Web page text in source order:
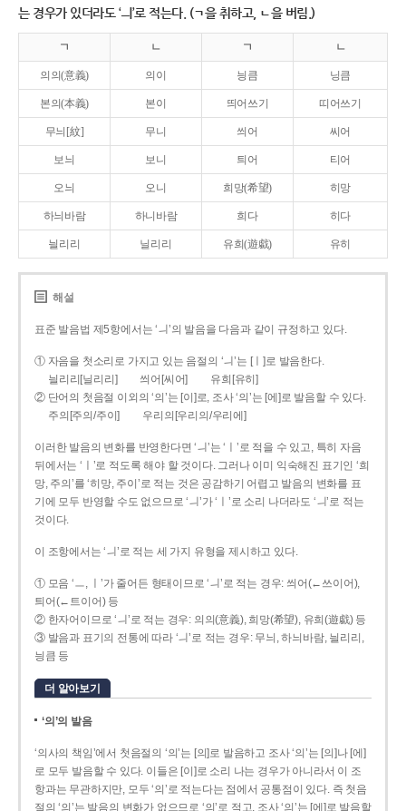
는 경우가 있더라도 ‘ㅢ’로 적는다. (ㄱ을 취하고, ㄴ을 버림.)
ㄱ ㄴ ㄱ ㄴ
의의(意義) 의이 닁큼 닝큼
본의(本義) 본이 띄어쓰기 띠어쓰기
무늬[紋] 무니 씌어 씨어
보늬 보니 틔어 티어
오늬 오니 희망(希望) 히망
하늬바람 하니바람 희다 히다
늴리리 닐리리 유희(遊戱) 유히
해설
표준 발음법 제5항에서는 ‘ㅢ’의 발음을 다음과 같이 규정하고 있다.
① 자음을 첫소리로 가지고 있는 음절의 ‘ㅢ’는 [ㅣ]로 발음한다.
늴리리[닐리리]
씌어[씨어]
유희[유히]
② 단어의 첫음절 이외의 ‘의’는 [이]로, 조사 ‘의’는 [에]로 발음할 수 있다.
주의[주의/주이]
우리의[우리의/우리에]
이러한 발음의 변화를 반영한다면 ‘ㅢ’는 ‘ㅣ’로 적을 수 있고, 특히 자음
뒤에서는 ‘ㅣ’로 적도록 해야 할 것이다. 그러나 이미 익숙해진 표기인 ‘희
망, 주의’를 ‘히망, 주이’로 적는 것은 공감하기 어렵고 발음의 변화를 표
기에 모두 반영할 수도 없으므로 ‘ㅢ’가 ‘ㅣ’로 소리 나더라도 ‘ㅢ’로 적는
것이다.
이 조항에서는 ‘ㅢ’로 적는 세 가지 유형을 제시하고 있다.
① 모음 ‘ㅡ, ㅣ’가 줄어든 형태이므로 ‘ㅢ’로 적는 경우: 씌어(←쓰이어),
틔어(←트이어) 등
② 한자어이므로 ‘ㅢ’로 적는 경우: 의의(意義), 희망(希望), 유희(遊戱) 등
③ 발음과 표기의 전통에 따라 ‘ㅢ’로 적는 경우: 무늬, 하늬바람, 늴리리,
닁큼 등
더 알아보기
‘의’의 발음
‘의사의 책임’에서 첫음절의 ‘의’는 [의]로 발음하고 조사 ‘의’는 [의]나 [에]
로 모두 발음할 수 있다. 이들은 [이]로 소리 나는 경우가 아니라서 이 조
항과는 무관하지만, 모두 ‘의’로 적는다는 점에서 공통점이 있다. 즉 첫음
절의 ‘의’는 발음의 변화가 없으므로 ‘의’로 적고, 조사 ‘의’는 [에]로 발음할